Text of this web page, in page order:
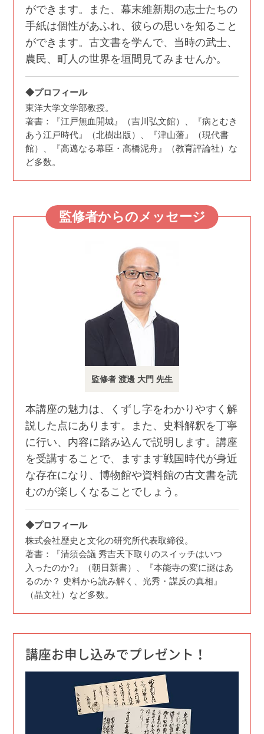
ができます。また、幕末維新期の志士たちの
手紙は個性があふれ、彼らの思いを知ること
ができます。古文書を学んで、当時の武士、
農民、町人の世界を垣間見てみませんか。
◆プロフィール
東洋大学文学部教授。
著書：『江戸無血開城』（吉川弘文館）、『病とむき
あう江戸時代』（北樹出版）、『津山藩』（現代書
館）、『高邁なる幕臣・高橋泥舟』（教育評論社）な
ど多数。
監修者からのメッセージ
監修者 渡邊 大門 先生
本講座の魅力は、くずし字をわかりやすく解
説した点にあります。また、史料解釈を丁寧
に行い、内容に踏み込んで説明します。講座
を受講することで、ますます戦国時代が身近
な存在になり、博物館や資料館の古文書を読
むのが楽しくなることでしょう。
◆プロフィール
株式会社歴史と文化の研究所代表取締役。
著書：『清須会議 秀吉天下取りのスイッチはいつ
入ったのか?』（朝日新書）、『本能寺の変に謎はあ
るのか？ 史料から読み解く、光秀・謀反の真相』
（晶文社）など多数。
講座お申し込みでプレゼント！